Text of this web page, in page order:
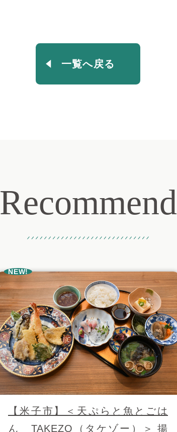
一覧へ戻る
Recommend
NEW!
【米子市】＜天ぷらと魚とごは
ん TAKEZO（タケゾー）＞ 揚